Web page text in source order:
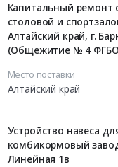
Капитальный
столовой и
Алтайский край, г.
(Общежитие № 4
Место поставки
Алтайский край
Устройство навеса
комбикормовый
Линейная 1в